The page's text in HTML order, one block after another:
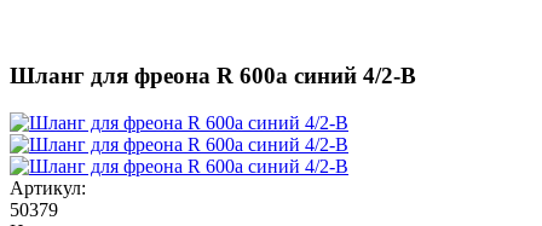
Шланг для фреона R 600a синий 4/2-B
Артикул:
50379